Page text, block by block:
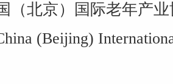
（北京）国际老年产
(Beijing)